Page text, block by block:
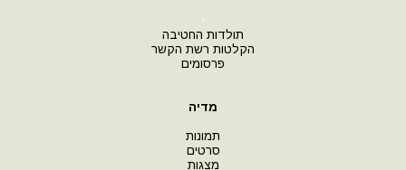
י
תולדות החטיבה
הקלטות רשת הקשר
פרסומים
מדיה
תמונות
סרטים
מצגות